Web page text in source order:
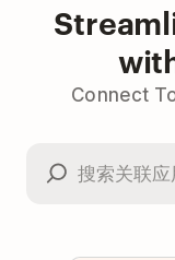
Connect